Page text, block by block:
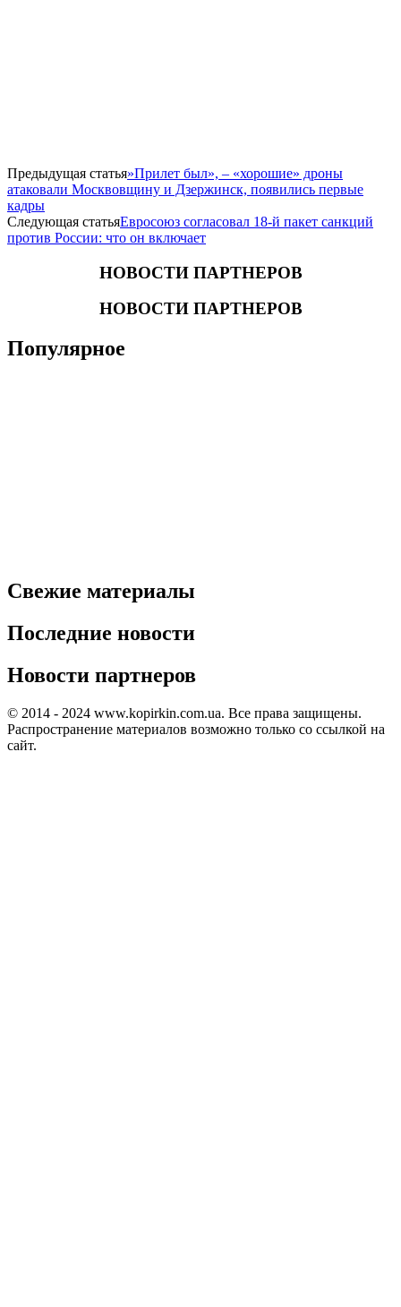
Предыдущая статья​»Прилет был», – «хорошие» дроны
атаковали Москвовщину и Дзержинск, появились первые
кадры
Следующая статьяЕвросоюз согласовал 18-й пакет санкций
против России: что он включает
НОВОСТИ ПАРТНЕРОВ
НОВОСТИ ПАРТНЕРОВ
Популярное
Свежие материалы
Последние новости
Новости партнеров
© 2014 - 2024 www.kopirkin.com.ua. Все права защищены.
Распространение материалов возможно только со ссылкой на
сайт.